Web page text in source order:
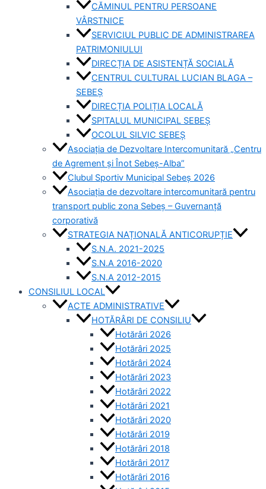
CĂMINUL PENTRU PERSOANE
VÂRSTNICE
SERVICIUL PUBLIC DE ADMINISTRAREA
PATRIMONIULUI
DIRECȚIA DE ASISTENȚĂ SOCIALĂ
CENTRUL CULTURAL LUCIAN BLAGA –
SEBEȘ
DIRECȚIA POLIȚIA LOCALĂ
SPITALUL MUNICIPAL SEBEȘ
OCOLUL SILVIC SEBEȘ
Asociația de Dezvoltare Intercomunitară „Centru
de Agrement și Înot Sebeș-Alba”
Clubul Sportiv Municipal Sebeș 2026
Asociația de dezvoltare intercomunitară pentru
transport public zona Sebeș – Guvernanță
corporativă
STRATEGIA NAȚIONALĂ ANTICORUPȚIE
S.N.A. 2021-2025
S.N.A 2016-2020
S.N.A 2012-2015
CONSILIUL LOCAL
ACTE ADMINISTRATIVE
HOTĂRÂRI DE CONSILIU
Hotărâri 2026
Hotărâri 2025
Hotărâri 2024
Hotărâri 2023
Hotărâri 2022
Hotărâri 2021
Hotărâri 2020
Hotărâri 2019
Hotărâri 2018
Hotărâri 2017
Hotărâri 2016